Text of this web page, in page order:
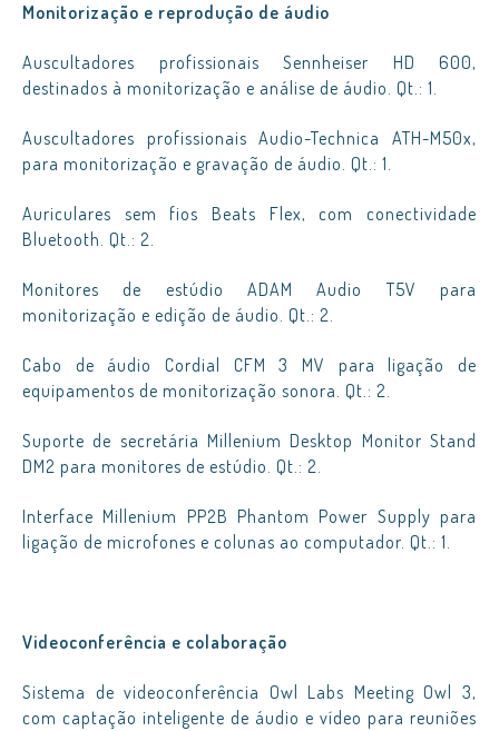
Monitorização e reprodução de áudio
Auscultadores profissionais Sennheiser HD 600,
destinados à monitorização e análise de áudio. Qt.: 1.
Auscultadores profissionais Audio-Technica ATH-M50x,
para monitorização e gravação de áudio. Qt.: 1.
Auriculares sem fios Beats Flex, com conectividade
Bluetooth. Qt.: 2.
Monitores de estúdio ADAM Audio T5V para
monitorização e edição de áudio. Qt.: 2.
Cabo de áudio Cordial CFM 3 MV para ligação de
equipamentos de monitorização sonora. Qt.: 2.
Suporte de secretária Millenium Desktop Monitor Stand
DM2 para monitores de estúdio. Qt.: 2.
Interface Millenium PP2B Phantom Power Supply para
ligação de microfones e colunas ao computador. Qt.: 1.
Videoconferência e colaboração
Sistema de videoconferência Owl Labs Meeting Owl 3,
com captação inteligente de áudio e vídeo para reuniões